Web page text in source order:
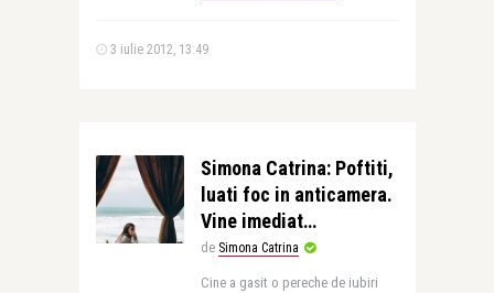
3 iulie 2012, 13:49
Simona Catrina: Poftiti,
luati foc in anticamera.
Vine imediat…
de Simona Catrina
Cine a gasit o pereche de iubiri